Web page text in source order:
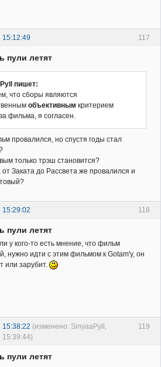
117
15:12:49
пули летят
пишет:
что сборы являются
объективным критерием
фильма, я согласен.
провалился, но спустя годы стал
только трэш становится?
Заката до Рассвета же провалился и
118
15:29:02
пули летят
у кого-то есть мнение, что фильм
нужно идти с этим фильмом к Gotam'у, он
или зарубит.
119
15:38:22 (изменено: SinyaaPyll,
15:39:44)
пули летят